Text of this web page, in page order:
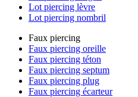
Lot piercing lèvre
Lot piercing nombril
Faux piercing
Faux piercing oreille
Faux piercing téton
Faux piercing septum
Faux piercing plug
Faux piercing écarteur